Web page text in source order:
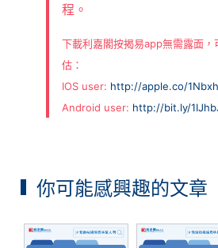
程。
下載利嘉閣按揭易app無需露面，
估：
IOS user: http://apple.co/
Android user: http://bit.ly/
你可能感興趣的文章